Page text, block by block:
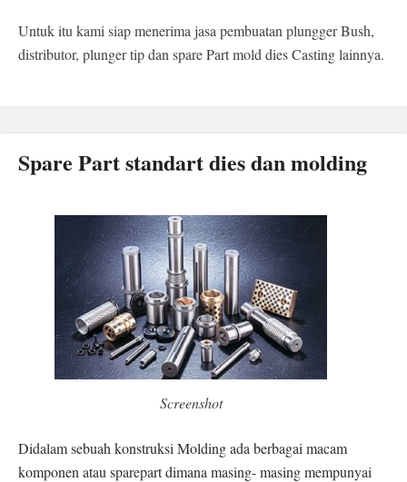
Untuk itu kami siap menerima jasa pembuatan plungger Bush,
distributor, plunger tip dan spare Part mold dies Casting lainnya.
Spare Part standart dies dan molding
Screenshot
Didalam sebuah konstruksi Molding ada berbagai macam
komponen atau sparepart dimana masing- masing mempunyai